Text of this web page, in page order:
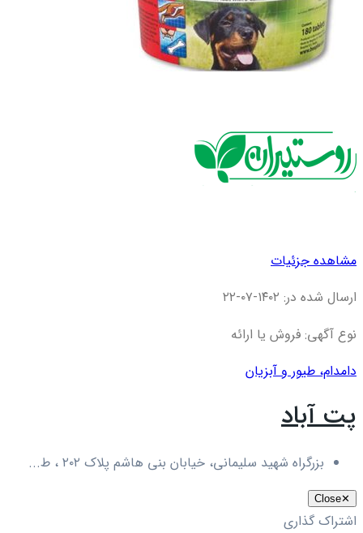
مشاهده جزئیات
ارسال شده در: ۱۴۰۲-۰۷-۲۲
نوع آگهی: فروش یا ارائه
دامدام، طیور و آبزیان
پت آباد
بزرگراه شهید سلیمانی، خیابان بنی هاشم پلاک ۲۰۲ ، ط...
✕
Close
اشتراک گذاری